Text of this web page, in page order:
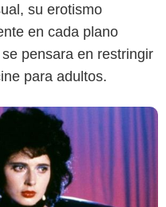
su erotismo
en cada plano
pensara en restringir
para adultos.